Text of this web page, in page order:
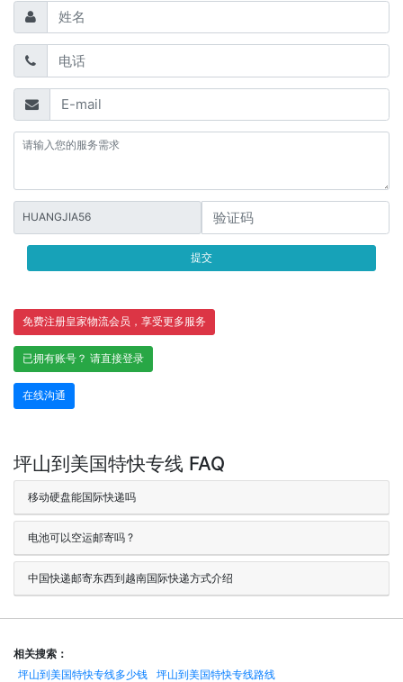
HUANGJIA56
提交
免费注册皇家物流会员，享受更多服务
已拥有账号？ 请直接登录
在线沟通
坪山到美国特快专线 FAQ
移动硬盘能国际快递吗
电池可以空运邮寄吗 ?
中国快递邮寄东西到越南国际快递方式介绍
相关搜索：
坪山到美国特快专线多少钱
坪山到美国特快专线路线